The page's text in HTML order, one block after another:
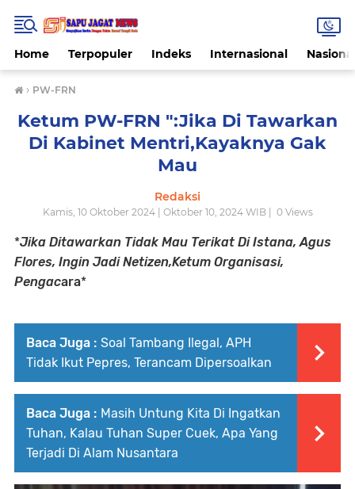
Home Terpopuler Indeks Internasional
› PW-FRN
Ketum PW-FRN ":Jika Di Tawarkan
Di Kabinet Mentri,Kayaknya Gak
Mau
Redaksi
Kamis, 10 Oktober 2024 | Oktober 10, 2024 WIB | 0Views
*Jika Ditawarkan Tidak Mau Terikat Di Istana, Agus
Flores, Ingin Jadi Netizen,Ketum Organisasi,
Pengacara*
Baca Juga : Soal Tambang Ilegal, APH
Tidak Ikut Pepres, Terancam Dipersoalkan
Baca Juga : Masih Untung Kita Di Ingatkan
Tuhan, Kalau Tuhan Super Cuek, Apa Yang
Terjadi Di Alam Nusantara